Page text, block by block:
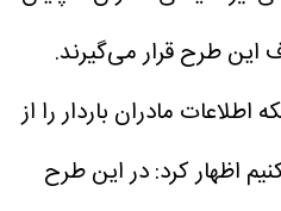
این طرح قرار می‌گیرند.
اطلاعات مادران باردار را از
اظهار کرد: در این طرح